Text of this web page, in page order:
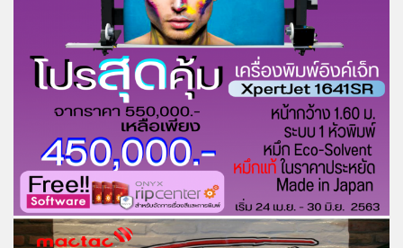
PVC
SHEET
ACCESSORIES
ผลิตภัณฑ์
เด่น